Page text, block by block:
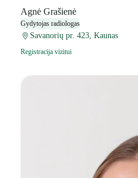
Agnė Grašienė
Gydytojas radiologas
Savanorių pr. 423, Kaunas
Registracija vizitui